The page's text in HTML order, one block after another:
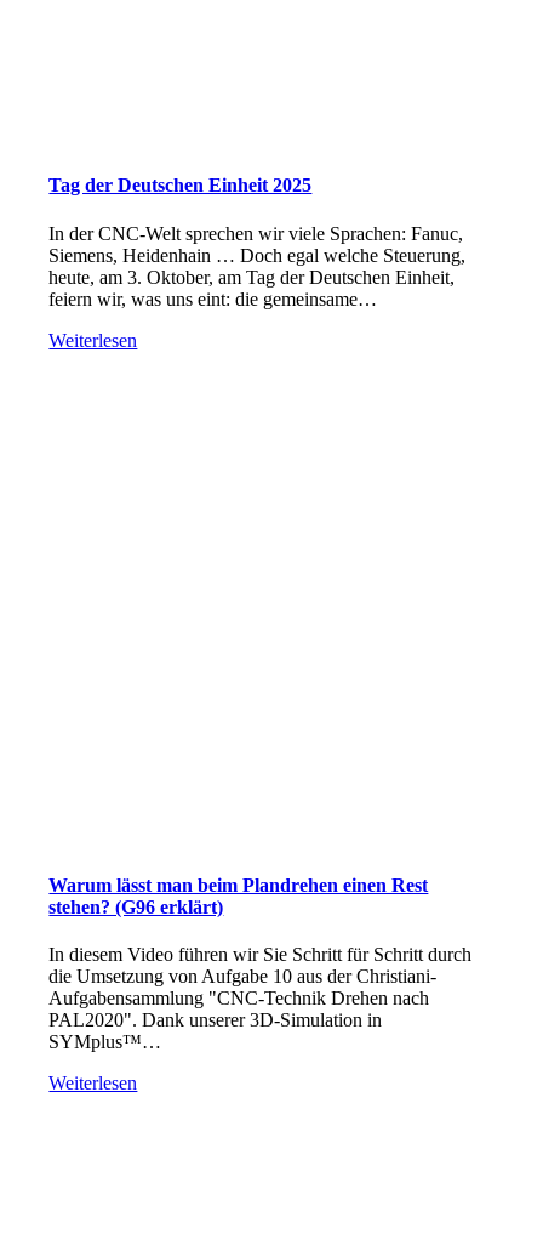
Tag der Deutschen Einheit 2025
In der CNC-Welt sprechen wir viele Sprachen: Fanuc,
Siemens, Heidenhain … Doch egal welche Steuerung,
heute, am 3. Oktober, am Tag der Deutschen Einheit,
feiern wir, was uns eint: die gemeinsame…
Weiterlesen
Warum lässt man beim Plandrehen einen Rest
stehen? (G96 erklärt)
In diesem Video führen wir Sie Schritt für Schritt durch
die Umsetzung von Aufgabe 10 aus der Christiani-
Aufgabensammlung "CNC-Technik Drehen nach
PAL2020". Dank unserer 3D-Simulation in
SYMplus™…
Weiterlesen